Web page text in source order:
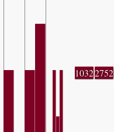
10322752